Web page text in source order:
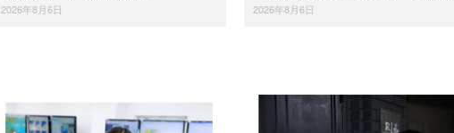
2026年8月6日 2026年8月6日